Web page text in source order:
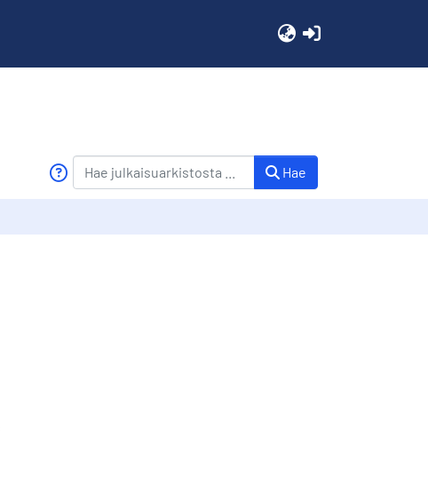
Hae